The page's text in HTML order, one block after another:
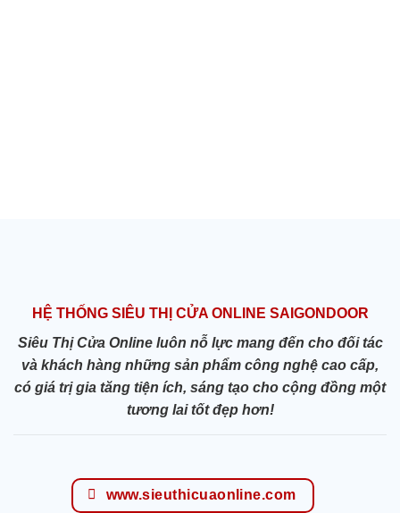
HỆ THỐNG SIÊU THỊ CỬA ONLINE SAIGONDOOR
Siêu Thị Cửa Online luôn nỗ lực mang đến cho đối tác
và khách hàng những sản phẩm công nghệ cao cấp,
có giá trị gia tăng tiện ích, sáng tạo cho cộng đồng một
tương lai tốt đẹp hơn!
www.sieuthicuaonline.com